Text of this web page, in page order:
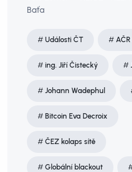
Baťa
Události ČT
ing. Jiří Čistecký
Johann Wadephul
Bitcoin Eva Decroix
ČEZ kolaps sítě
Globální blackout